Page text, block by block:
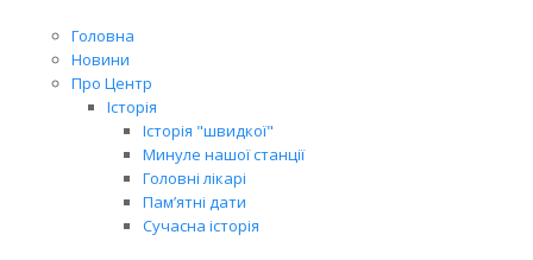
Головна
Новини
Про Центр
Історія
Історія "швидкої"
Минуле нашої станції
Головні лікарі
Пам’ятні дати
Сучасна історія